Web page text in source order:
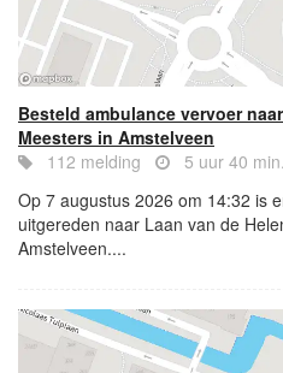
Besteld ambulance vervoer
Meesters in Amstelveen
112 melding
5 uur 40 min.
Op 7 augustus 2026 om 14:32 is
uitgereden naar Laan van de
Amstelveen....